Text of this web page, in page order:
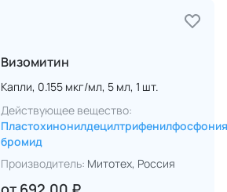
Визомитин
Капли, 0.155 мкг/мл, 5 мл, 1 шт.
Действующее вещество:
Пластохинонилдецилтрифенилфосфония
бромид
Производитель: Митотех, Россия